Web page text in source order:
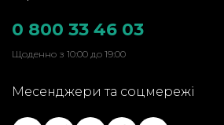
0 800 33 46 03
Щоденно з 10:00 до 19:00
Месенджери та соцмережі